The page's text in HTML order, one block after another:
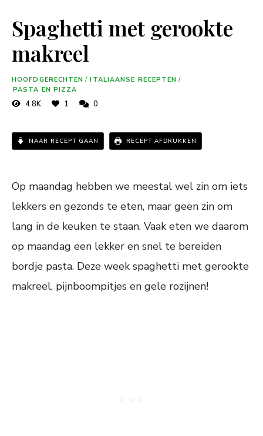
Spaghetti met gerookte
makreel
HOOFDGERECHTEN / ITALIAANSE RECEPTEN /
PASTA EN PIZZA
4.8K 1 0
NAAR RECEPT GAAN RECEPT AFDRUKKEN
Op maandag hebben we meestal wel zin om iets
lekkers en gezonds te eten, maar geen zin om
lang in de keuken te staan. Vaak eten we daarom
op maandag een lekker en snel te bereiden
bordje pasta. Deze week spaghetti met gerookte
makreel, pijnboompitjes en gele rozijnen!